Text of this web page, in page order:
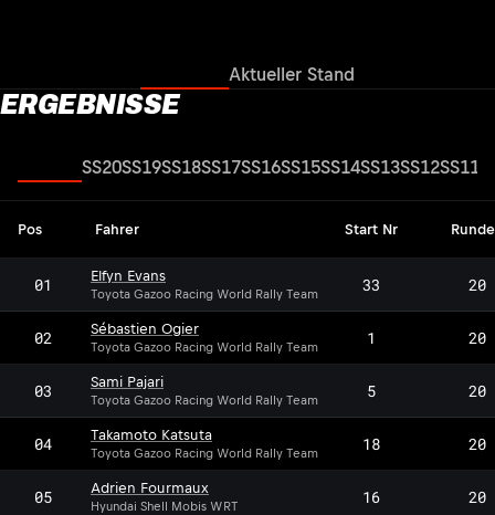
Aktueller Stand
ERGEBNISSE
SS20SS19SS18SS17SS16SS15SS14SS13SS12SS11
Pos Fahrer Start Nr
01 Elfyn Evans
Toyota Gazoo Racing World Rally Team 33 20
02 Sébastien Ogier
Toyota Gazoo Racing World Rally Team 1 20
03 Sami Pajari
Toyota Gazoo Racing World Rally Team 5 20
04 Takamoto Katsuta
Toyota Gazoo Racing World Rally Team 18 20
05 Adrien Fourmaux
Hyundai Shell Mobis WRT 16 20